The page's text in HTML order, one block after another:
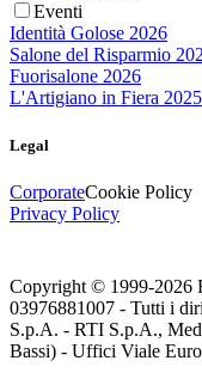
Eventi
Identità Golose 2026
Salone del Risparmio
Fuorisalone 2026
L'Artigiano in Fiera 2025
Legal
CorporateCookie Policy
Privacy Policy
Copyright © 1999-2026
03976881007 - Tutti i
S.p.A. - RTI S.p.A.,
Bassi) - Uffici Viale